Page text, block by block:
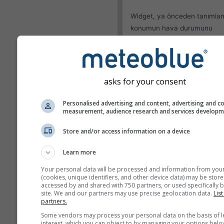
Widget, ya önceden
konumun hava durumunu
eden her bir ziyaretçinin
algılamayı deneyebilir.
Mevcut konumu
asks for your consent
Personalised advertising and content, advertising and
measurement, audience research and services
Store and/or access information on a device
Learn more
Your personal data will be processed and information from
(cookies, unique identifiers, and other device data) may be
accessed by and shared with 750 partners, or used specifically
site. We and our partners may use precise geolocation data.
partners.
Some vendors may process your personal data on the basis of